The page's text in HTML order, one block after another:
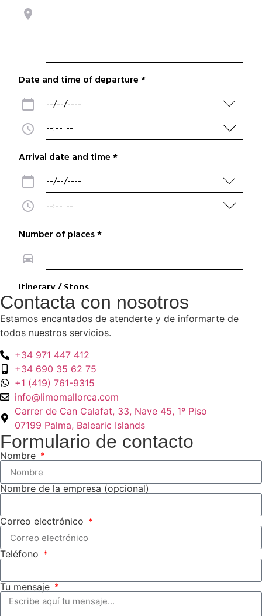
Contacta con nosotros
Estamos encantados de atenderte y de informarte de
todos nuestros servicios.
+34 971 447 412
+34 690 35 62 75
+1 (419) 761-9315
info@limomallorca.com
Carrer de Can Calafat, 33, Nave 45, 1º Piso
07199 Palma, Balearic Islands
Formulario de contacto
Nombre
Nombre de la empresa (opcional)
Correo electrónico
Teléfono
Tu mensaje